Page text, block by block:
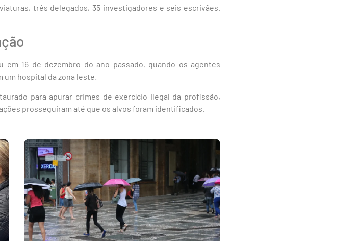
três delegados, 35 investigadores e seis escrivães.
em 16 de dezembro do ano passado, quando os agentes
hospital da zona leste.
para apurar crimes de exercício ilegal da profissão,
prosseguiram até que os alvos foram identificados.